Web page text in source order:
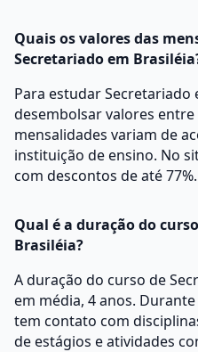
Quais os valores das
Secretariado em
Para estudar Secretariado
desembolsar valores entre
mensalidades variam de
instituição de ensino. No
com descontos de até 77%.
Qual é a duração do
Brasiléia?
A duração do curso de
em média, 4 anos.
tem contato com
de estágios e atividades